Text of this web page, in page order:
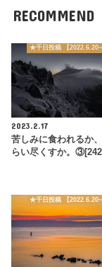
RECOMMEND
★千日投稿 【
2023.2.17
苦しみに食われるか
らい尽くすか。
★千日投稿 【